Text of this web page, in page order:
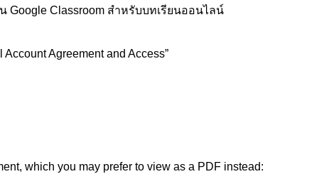
Google Classroom สำหรับบทเรียนออนไลน์
Agreement and Access”
which you may prefer to view as a PDF instead: